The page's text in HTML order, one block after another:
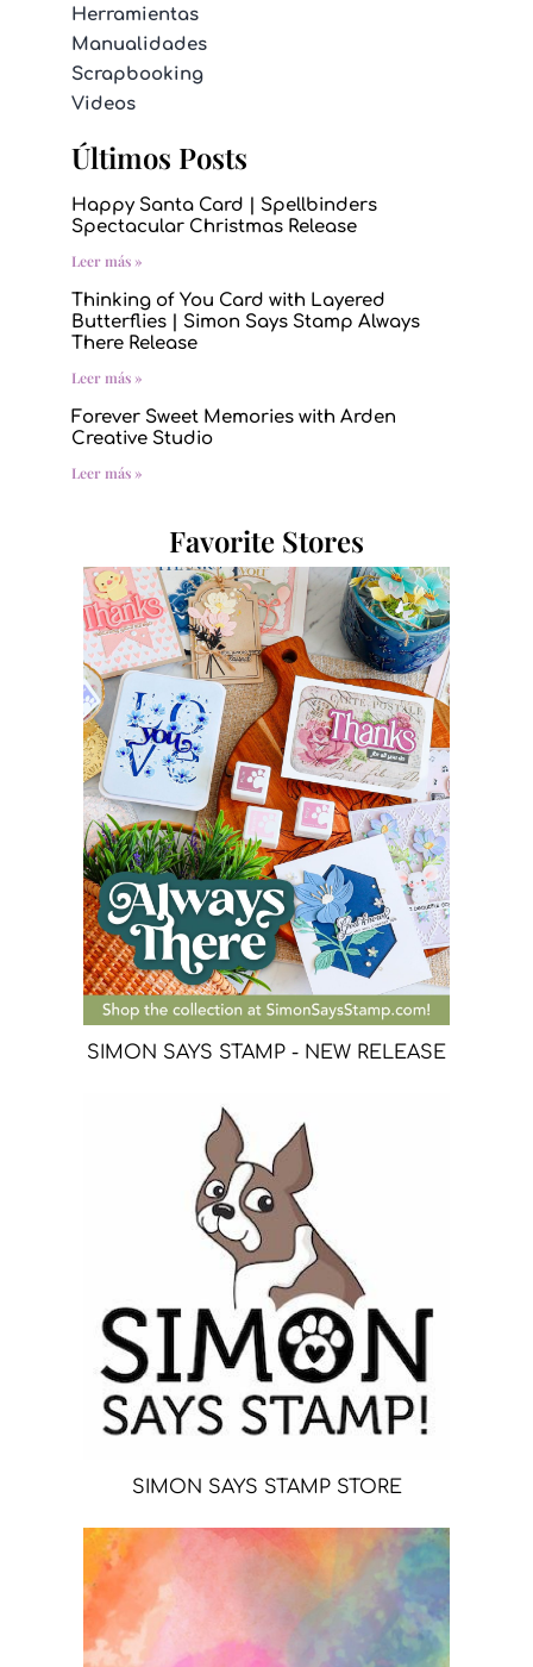
Herramientas
Manualidades
Scrapbooking
Videos
Últimos Posts
Happy Santa Card | Spellbinders
Spectacular Christmas Release
Leer más »
Thinking of You Card with Layered
Butterflies | Simon Says Stamp Always
There Release
Leer más »
Forever Sweet Memories with Arden
Creative Studio
Leer más »
Favorite Stores
SIMON SAYS STAMP - NEW RELEASE
SIMON SAYS STAMP STORE